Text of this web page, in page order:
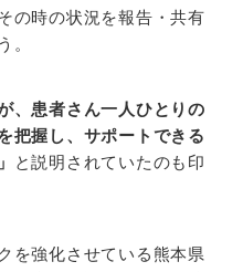
の時の状況を報告・共有
。
、患者さん一人ひとりの
把握し、サポートできる
と説明されていたのも印
を強化させている熊本県